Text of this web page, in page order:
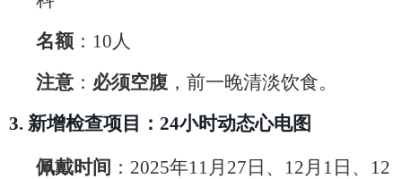
名额 ： 10人
注意 ： 必须空腹 ，前一晚清淡饮食。
3. 新增检查项目： 24小时动态心电图
佩戴时间 ： 2025年11月 27 日、 12月 1 日、 12